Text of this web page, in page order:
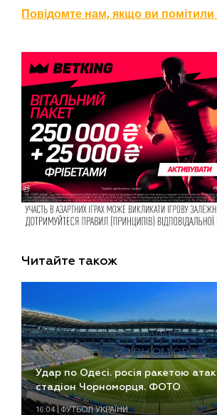
Повідомте нам, якщо ви
Читайте також
Удар по Одесі. росія ракетою
стадіон Чорноморця. ФОТО
16:04 | ФУТБОЛ УКРАЇНИ